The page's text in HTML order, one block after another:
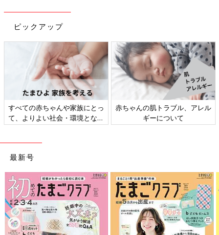
ピックアップ
すべての赤ちゃんや家族にとっ
て、よりよい社会・環境となる
赤ちゃんの肌トラブル、アレル
ギーについて
最新号